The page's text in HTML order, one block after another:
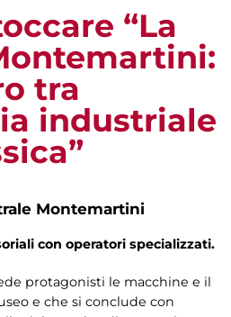
“La
tra
industriale
Montemartini
con operatori specializzati.
protagonisti le macchine e il
e che si conclude con